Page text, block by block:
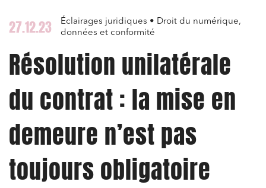
27.12.23
Éclairages juridiques • Droit du numérique,
données et conformité
Résolution unilatérale
du contrat : la mise en
demeure n’est pas
toujours obligatoire